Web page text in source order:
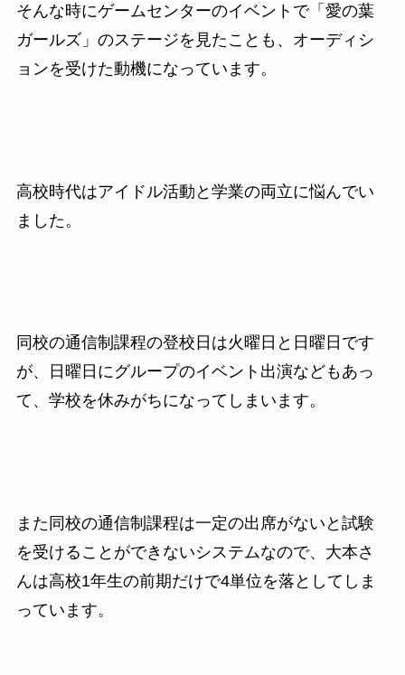
そんな時にゲームセンターのイベントで「愛の葉
ガールズ」のステージを見たことも、オーディシ
ョンを受けた動機になっています。
高校時代はアイドル活動と学業の両立に悩んでい
ました。
同校の通信制課程の登校日は火曜日と日曜日です
が、日曜日にグループのイベント出演などもあっ
て、学校を休みがちになってしまいます。
また同校の通信制課程は一定の出席がないと試験
を受けることができないシステムなので、大本さ
んは高校1年生の前期だけで4単位を落としてしま
っています。